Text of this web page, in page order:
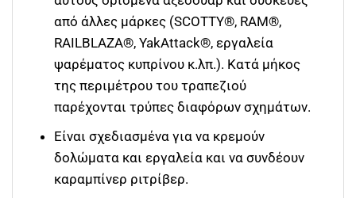
από άλλες μάρκες (SCOTTY®, RAM®,
RAILBLAZA®, YakAttack®, εργαλεία
ψαρέματος κυπρίνου κ.λπ.). Κατά μήκος
της περιμέτρου του τραπεζιού
παρέχονται τρύπες διαφόρων σχημάτων.
Είναι σχεδιασμένα για να κρεμούν
δολώματα και εργαλεία και να συνδέουν
καραμπίνερ ριτρίβερ.